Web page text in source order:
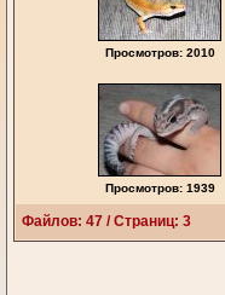
Просмотров: 2010
Просмотров: 1939
Файлов: 47 / Страниц: 3